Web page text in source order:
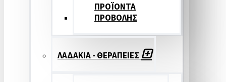
ΠΡΟΪΟΝΤΑ
ΠΡΟΒΟΛΗΣ
ΛΑΔΑΚΙΑ - ΘΕΡΑΠΕΙΕΣ